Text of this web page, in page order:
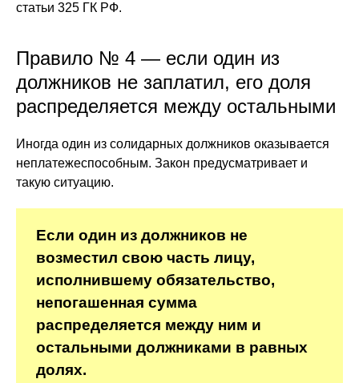
статьи 325 ГК РФ.
Правило № 4 — если один из
должников не заплатил, его доля
распределяется между остальными
Иногда один из солидарных должников оказывается
неплатежеспособным. Закон предусматривает и
такую ситуацию.
Если один из должников не
возместил свою часть лицу,
исполнившему обязательство,
непогашенная сумма
распределяется между ним и
остальными должниками в равных
долях.